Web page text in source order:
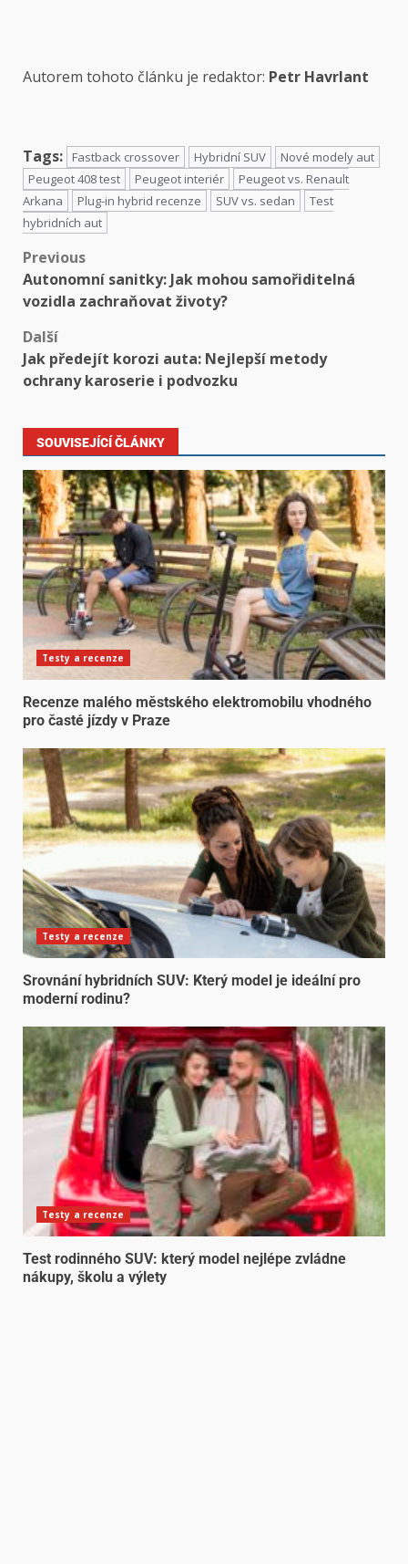
Autorem tohoto článku je redaktor: Petr Havrlant
Tags: Fastback crossover Hybridní SUV
Nové modely aut
Peugeot 408 test
Peugeot interiér
Peugeot vs. Renault
Arkana
Plug-in hybrid recenze SUV vs. sedan
Test
hybridních aut
Previous
Autonomní sanitky: Jak mohou samořiditelná
vozidla zachraňovat životy?
Další
Jak předejít korozi auta: Nejlepší metody
ochrany karoserie i podvozku
SOUVISEJÍCÍ ČLÁNKY
Testy a recenze
Recenze malého městského elektromobilu vhodného
pro časté jízdy v Praze
Testy a recenze
Srovnání hybridních SUV: Který model je ideální pro
moderní rodinu?
Testy a recenze
Test rodinného SUV: který model nejlépe zvládne
nákupy, školu a výlety